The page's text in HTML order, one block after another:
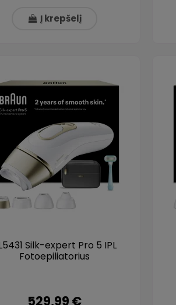
Į krepšelį
Silk-expert Pro 5 IPL
Fotoepiliatorius
529,99 €